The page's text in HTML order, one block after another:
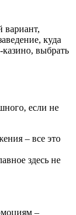
вариант,
куда
выбрать
если не
– все это
здесь не
–